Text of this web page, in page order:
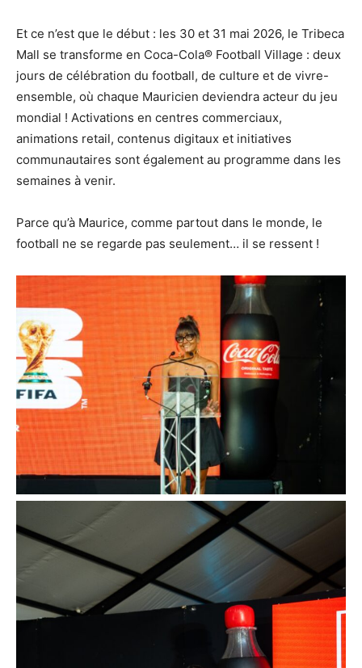
Et ce n’est que le début : les 30 et 31 mai 2026, le Tribeca
Mall se transforme en Coca-Cola® Football Village : deux
jours de célébration du football, de culture et de vivre-
ensemble, où chaque Mauricien deviendra acteur du jeu
mondial ! Activations en centres commerciaux,
animations retail, contenus digitaux et initiatives
communautaires sont également au programme dans les
semaines à venir.
Parce qu’à Maurice, comme partout dans le monde, le
football ne se regarde pas seulement… il se ressent !